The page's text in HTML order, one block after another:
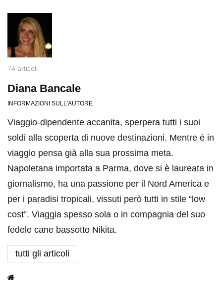
74 articoli
Diana Bancale
INFORMAZIONI SULL'AUTORE
Viaggio-dipendente accanita, sperpera tutti i suoi
soldi alla scoperta di nuove destinazioni. Mentre è in
viaggio pensa già alla sua prossima meta.
Napoletana importata a Parma, dove si è laureata in
giornalismo, ha una passione per il Nord America e
per i paradisi tropicali, vissuti però tutti in stile “low
cost”. Viaggia spesso sola o in compagnia del suo
fedele cane bassotto Nikita.
tutti gli articoli